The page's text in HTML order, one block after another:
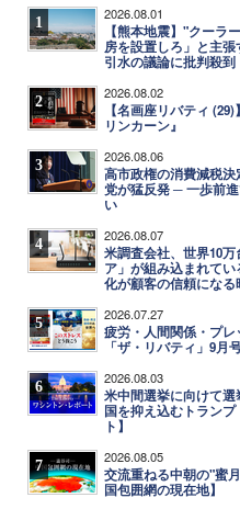
1 2026.08.01
【熊本地震】"クーラ
房を設置しろ」と主
引水の議論に批判殺到
2 2026.08.02
【名画座リバティ
リンカーン』
3 2026.08.06
高市政権の消費減税
党が猛反発 ─ 一歩前
い
4 2026.08.07
米調査会社、世界10
ア」が組み込まれて
化が顧客の信頼になる
5 2026.07.27
疲労・人間関係・プ
「ザ・リバティ」9月
6 2026.08.03
米中間選挙に向けて
国を抑え込むトラン
ト】
7 2026.08.05
交流重ねる中朝の"蜜
国包囲網の現在地】